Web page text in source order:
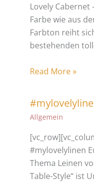
Lovely Cabernet
Farbe wie aus
Farbton reiht
bestehenden
Read More »
Allgemein
#mylovelylinen
Thema Leinen
Table-Style“ ist